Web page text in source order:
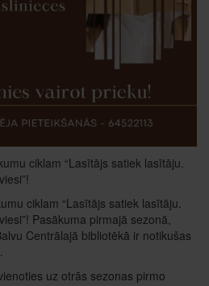
ciklam “Lasītājs satiek lasītāju.
ciklam “Lasītājs satiek lasītāju.
Pasākuma pirmajā sezonā,
Centrālajā bibliotēkā ir notikušas
uz otrās sezonas pirmo